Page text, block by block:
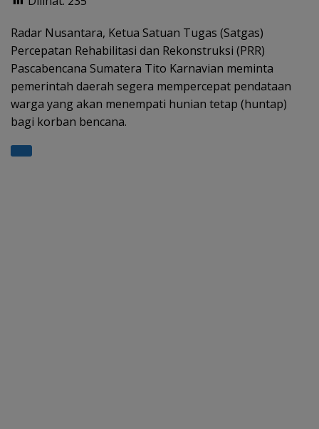
at
s
A
p
p
e
gr
a
m
b
o
o
k
er e
Radar Nusantara, Ketua Satuan Tugas (Satgas)
Percepatan Rehabilitasi dan Rekonstruksi (PRR)
Pascabencana Sumatera Tito Karnavian meminta
pemerintah daerah segera mempercepat pendataan
warga yang akan menempati hunian tetap (huntap)
bagi korban bencana.